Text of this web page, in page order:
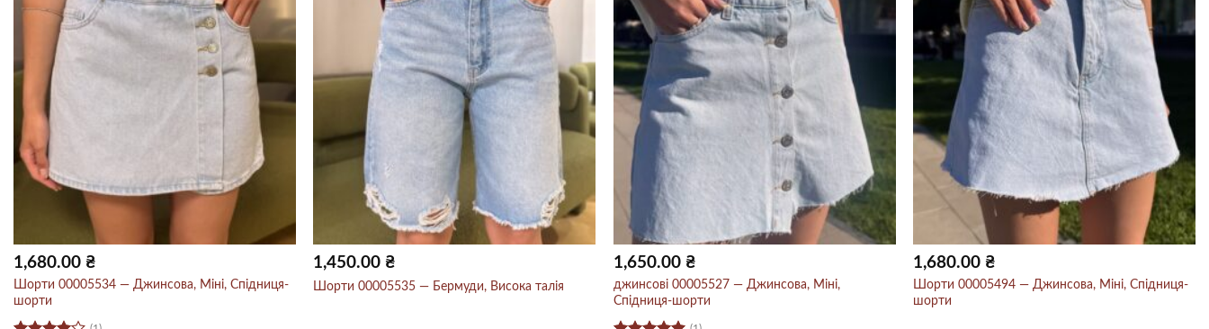
1,680.00 ₴
Шорти 00005534 — Джинсова, Міні, Спідниця-
шорти
1,450.00 ₴
Шорти 00005535 — Бермуди, Висока талія
1,650.00 ₴
джинсові 00005527 — Джинсова, Міні,
Спідниця-шорти
1,680.00 ₴
Шорти 00005494 — Джинсова, Міні, Спідниця-
шорти